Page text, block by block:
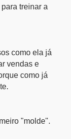
treinar a
como ela já
vendas e
como já
"molde".